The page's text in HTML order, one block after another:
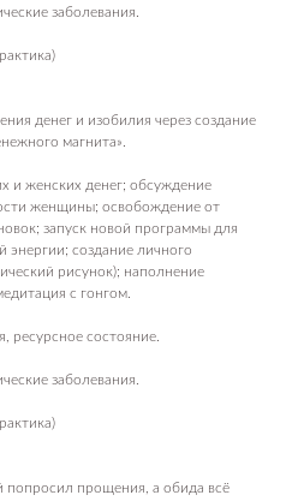
заболевания.
денег и изобилия через создание
магнита».
и женских денег; обсуждение
женщины; освобождение от
запуск новой программы для
энергии; создание личного
рисунок); наполнение
с гонгом.
ресурсное состояние.
заболевания.
попросил прощения, а обида всё